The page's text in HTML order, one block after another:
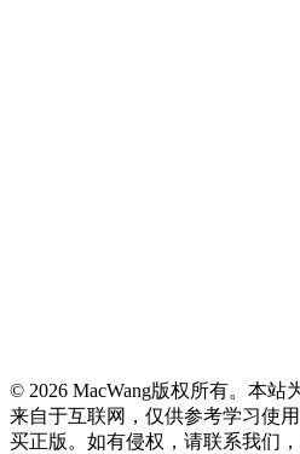
© 2026 MacWang版权所有。本站
来自于互联网，仅供参考学习使
买正版。如有侵权，请联系我们，